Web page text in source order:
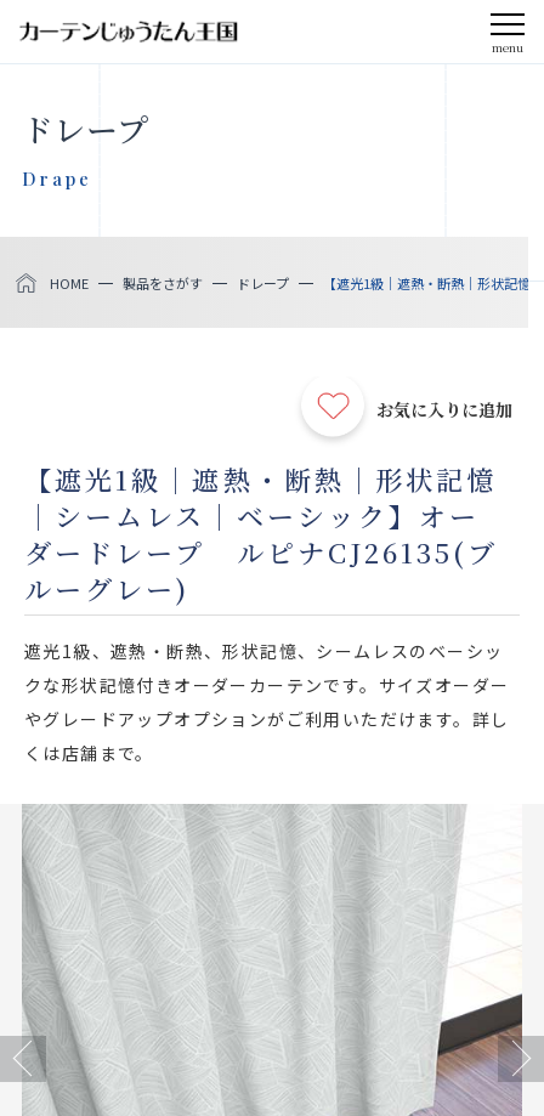
menu
お知らせ
製品をさがす
店舗をさがす
私たちのこだわり
お客様の声
FAQ
お問い合わせ
お気に入りリスト
お見積り来店予約はこちら
ドレープ
Drape
HOME 製品をさがす ドレープ 【遮光1級｜遮熱・断熱｜形状記
お気に入りに追加
【遮光1級｜遮熱・断熱｜形状記憶
｜シームレス｜ベーシック】オー
ダードレープ ルピナCJ26135(ブ
ルーグレー)
遮光1級、遮熱・断熱、形状記憶、シームレスのベーシッ
クな形状記憶付きオーダーカーテンです。サイズオーダー
やグレードアップオプションがご利用いただけます。詳し
くは店舗まで。
Previous Next